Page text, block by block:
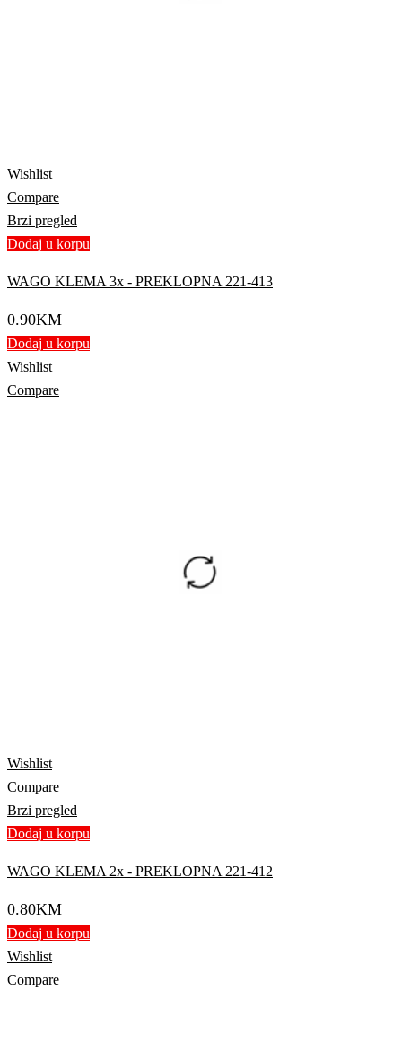
Wishlist
Compare
Brzi pregled
Dodaj u korpu
WAGO KLEMA 3x - PREKLOPNA 221-413
0.90KM
Dodaj u korpu
Wishlist
Compare
Wishlist
Compare
Brzi pregled
Dodaj u korpu
WAGO KLEMA 2x - PREKLOPNA 221-412
0.80KM
Dodaj u korpu
Wishlist
Compare